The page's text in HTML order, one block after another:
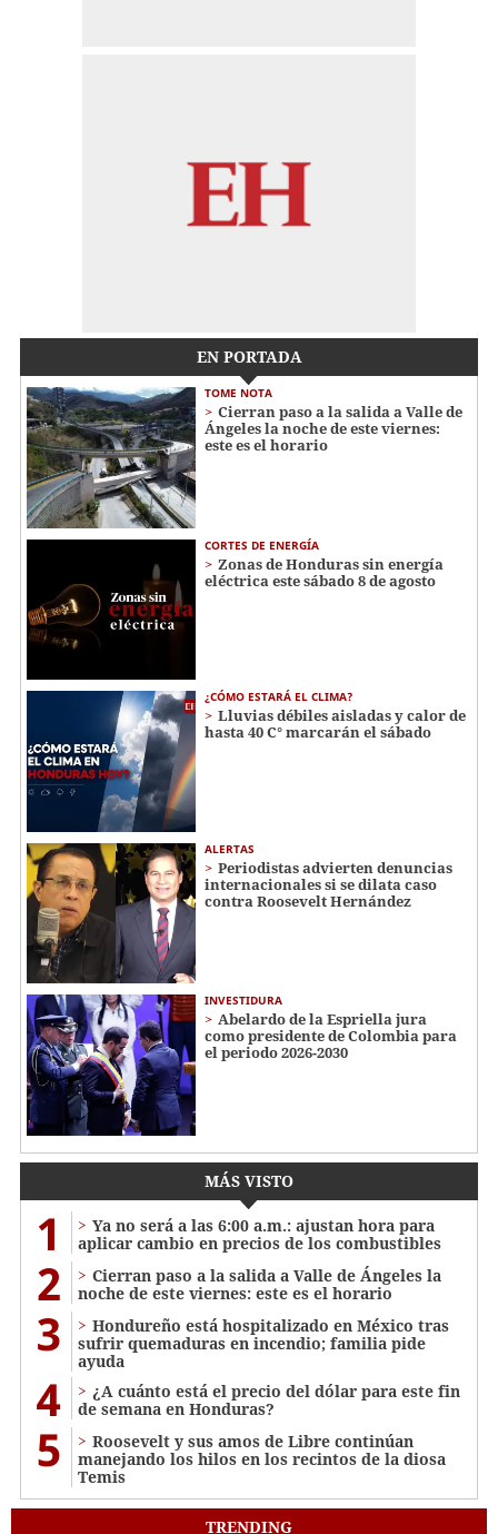
EN PORTADA
TOME NOTA
Cierran paso a la salida a Valle de
Ángeles la noche de este viernes:
este es el horario
CORTES DE ENERGÍA
Zonas de Honduras sin energía
eléctrica este sábado 8 de agosto
¿CÓMO ESTARÁ EL CLIMA?
Lluvias débiles aisladas y calor de
hasta 40 C° marcarán el sábado
ALERTAS
Periodistas advierten denuncias
internacionales si se dilata caso
contra Roosevelt Hernández
INVESTIDURA
Abelardo de la Espriella jura
como presidente de Colombia para
el periodo 2026-2030
MÁS VISTO
1
Ya no será a las 6:00 a.m.: ajustan hora para
aplicar cambio en precios de los combustibles
2
Cierran paso a la salida a Valle de Ángeles la
noche de este viernes: este es el horario
3
Hondureño está hospitalizado en México tras
sufrir quemaduras en incendio; familia pide
ayuda
4
¿A cuánto está el precio del dólar para este fin
de semana en Honduras?
5
Roosevelt y sus amos de Libre continúan
manejando los hilos en los recintos de la diosa
Temis
TRENDING